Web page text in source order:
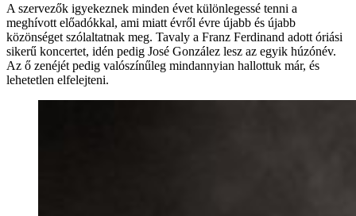
A szervezők igyekeznek minden évet különlegessé tenni a
meghívott előadókkal, ami miatt évről évre újabb és újabb
közönséget szólaltatnak meg. Tavaly a Franz Ferdinand adott óriási
sikerű koncertet, idén pedig José González lesz az egyik húzónév.
Az ő zenéjét pedig valószínűleg mindannyian hallottuk már, és
lehetetlen elfelejteni.